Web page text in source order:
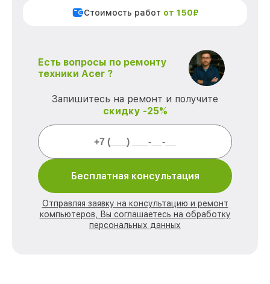
Стоимость работ от 150₽
Есть вопросы по ремонту
техники Acer ?
Запишитесь на ремонт и получите
скидку -25%
Бесплатная консультация
Отправляя заявку на консультацию и ремонт
компьютеров, Вы соглашаетесь на обработку
персональных данных